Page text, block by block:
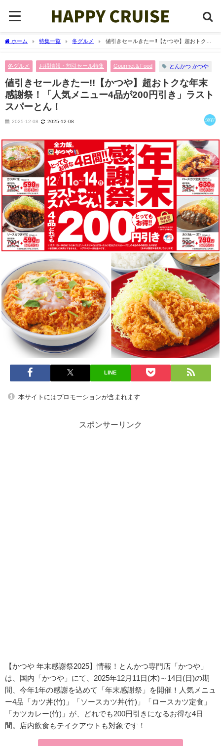
ホーム 特集一覧 冬グルメ
値引きセールきたー!!【かつや】超おトクな
冬グルメ お得情報・割引セール特集 Gourmet＆Food とんかつ かつや
値引きセールきたー!!【かつや】超おトクな年末
感謝祭！「人気メニュー4品が200円引き」ラスト
スパーとん！
2025-12-08 2025-12-08
LINE
本サイトにはプロモーションが含まれます
スポンサーリンク
【かつや 年末感謝祭2025】情報！ とんかつ専門店「かつや」
は、
国内「かつや」にて、2025年12月11日(木)～14日(日)の期
間、今年1年の感謝を込めて「年末感謝祭」を開催！人気メニュ
ー4品「カツ丼(竹)」「ソースカツ丼(竹)」「ロースカツ定食」
「カツカレー(竹)」が、どれでも200円引きになるお得な4日
間。店内飲食もテイクアウトも対象です！